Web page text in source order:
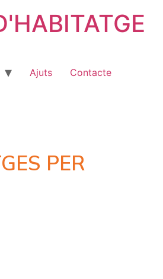
Ajuts Contacte
PER